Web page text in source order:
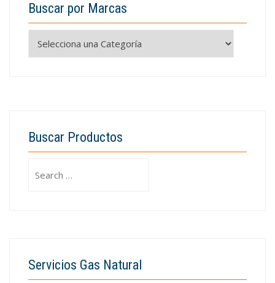
Buscar por Marcas
Buscar Productos
for:
Servicios Gas Natural